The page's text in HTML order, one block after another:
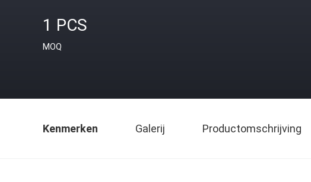
1 PCS
MOQ
Kenmerken Galerij Productomschrijving